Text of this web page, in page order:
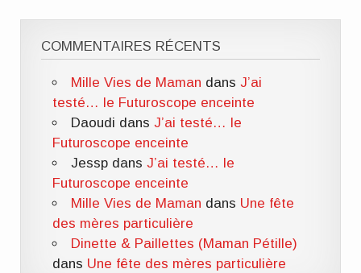
COMMENTAIRES RÉCENTS
Mille Vies de Maman dans J’ai
testé… le Futuroscope enceinte
Daoudi dans J’ai testé… le
Futuroscope enceinte
Jesspdans J’ai testé… le
Futuroscope enceinte
Mille Vies de Maman dans Une fête
des mères particulière
Dinette & Paillettes (Maman Pétille)
dans Une fête des mères particulière